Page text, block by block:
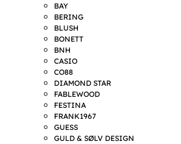
BAY
BERING
BLUSH
BONETT
BNH
CASIO
CO88
DIAMOND STAR
FABLEWOOD
FESTINA
FRANK1967
GUESS
GULD & SØLV DESIGN